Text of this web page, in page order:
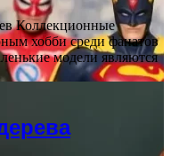
Коллекционные
хобби среди фанатов
модели являются